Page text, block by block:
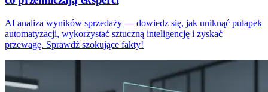
AI analiza wyników sprzedaży — dowiedz się, jak uniknąć pułapek
automatyzacji, wykorzystać sztuczną inteligencję i zyskać
przewagę. Sprawdź szokujące fakty!